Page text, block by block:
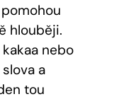
hlouběji.
nebo
a
tou